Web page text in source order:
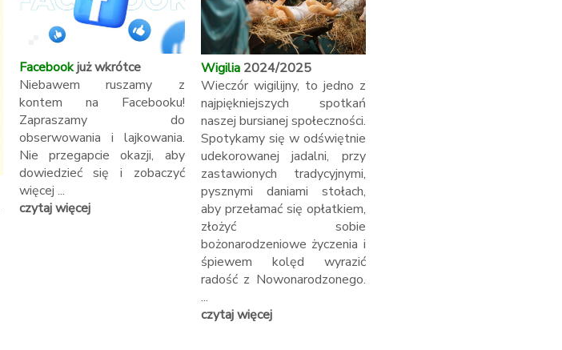
Facebookjuż wkrótce
Niebawem ruszamy z
kontem na Facebooku!
Zapraszamy do
obserwowania i lajkowania.
Nie przegapcie okazji, aby
dowiedzieć się i zobaczyć
więcej ...
czytaj więcej
Wigilia2024/2025
Wieczór wigilijny, to jedno z
najpiękniejszych spotkań
naszej bursianej społeczności.
Spotykamy się w odświętnie
udekorowanej jadalni, przy
zastawionych tradycyjnymi,
pysznymi daniami stołach,
aby przełamać się opłatkiem,
złożyć sobie
bożonarodzeniowe życzenia i
śpiewem kolęd wyrazić
radość z Nowonarodzonego.
...
czytaj więcej